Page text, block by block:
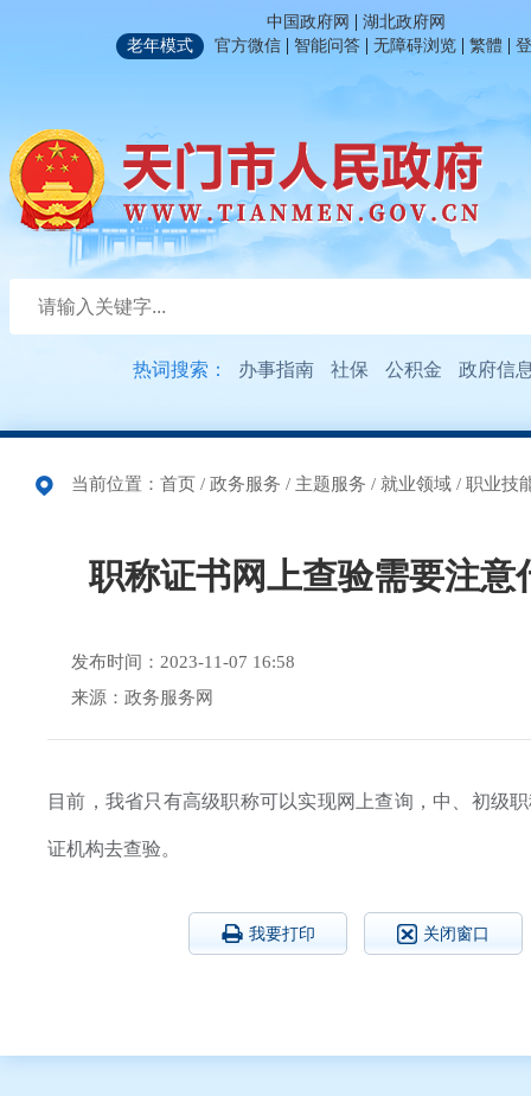
中国政府网 | 湖北政府网
老年模式
官方微信 | 智能问答 | 无障碍浏览 | 繁體 |
热词搜索： 办事指南 社保 公积金 政府信
当前位置： 首页 / 政务服务 / 主题服务 / 就业领域 / 职业技
职称证书网上查验需要注意
发布时间：2023-11-07 16:58
来源：政务服务网
目前，我省只有高级职称可以实现网上查询，中、初级
证机构去查验。
我要打印 关闭窗口